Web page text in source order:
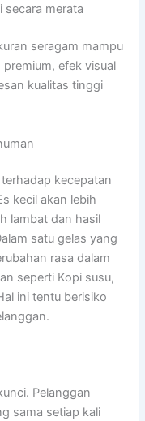
secara merata
seragam mampu
efek visual
kualitas tinggi
kecepatan
kecil akan lebih
lambat dan hasil
satu gelas yang
rasa dalam
seperti Kopi susu,
ini tentu berisiko
Pelanggan
sama setiap kali